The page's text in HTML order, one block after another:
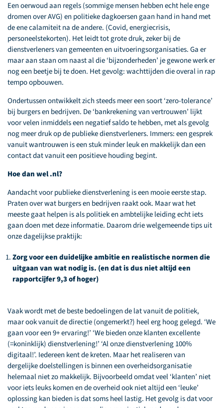
Een oerwoud aan regels (sommige mensen hebben echt hele enge
dromen over AVG) en politieke dagkoersen gaan hand in hand met
de ene calamiteit na de andere. (Covid, energiecrisis,
personeelstekorten). Het leidt tot grote druk, zeker bij de
dienstverleners van gemeenten en uitvoeringsorganisaties. Ga er
maar aan staan om naast al die ‘bijzonderheden’ je gewone werk er
nog een beetje bij te doen. Het gevolg: wachttijden die overal in rap
tempo opbouwen.
Ondertussen ontwikkelt zich steeds meer een soort ‘zero-tolerance’
bij burgers en bedrijven. De ‘bankrekening van vertrouwen’ lijkt
voor velen inmiddels een negatief saldo te hebben, met als gevolg
nog meer druk op de publieke dienstverleners. Immers: een gesprek
vanuit wantrouwen is een stuk minder leuk en makkelijk dan een
contact dat vanuit een positieve houding begint.
Hoe dan wel .nl?
Aandacht voor publieke dienstverlening is een mooie eerste stap.
Praten over wat burgers en bedrijven raakt ook. Maar wat het
meeste gaat helpen is als politiek en ambtelijke leiding echt iets
gaan doen met deze informatie. Daarom drie welgemeende tips uit
onze dagelijkse praktijk:
Zorg voor een duidelijke ambitie en realistische normen die
uitgaan van wat nodig is. (en dat is dus niet altijd een
rapportcijfer 9,3 of hoger)
Vaak wordt met de beste bedoelingen de lat vanuit de politiek,
maar ook vanuit de directie (ongemerkt?) heel erg hoog gelegd. ‘We
gaan voor een 9+ ervaring!’ ‘We bieden onze klanten excellente
(=koninklijk) dienstverlening!’ ‘Al onze dienstverlening 100%
digitaal!’. Iedereen kent de kreten. Maar het realiseren van
dergelijke doelstellingen is binnen een overheidsorganisatie
helemaal niet zo makkelijk. Bijvoorbeeld omdat veel ‘klanten’ niet
voor iets leuks komen en de overheid ook niet altijd een ‘leuke’
oplossing kan bieden is dat soms heel lastig. Het gevolg is dat voor